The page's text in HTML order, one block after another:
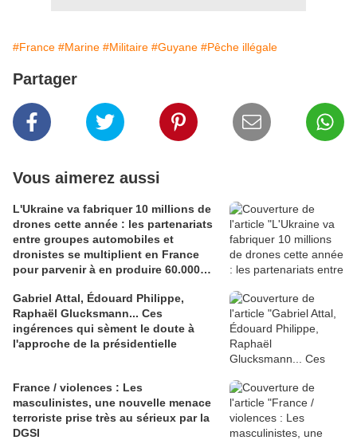
#France #Marine #Militaire #Guyane #Pêche illégale
Partager
Vous aimerez aussi
L'Ukraine va fabriquer 10 millions de
drones cette année : les partenariats
entre groupes automobiles et
dronistes se multiplient en France
pour parvenir à en produire 60.000
Gabriel Attal, Édouard Philippe,
Raphaël Glucksmann... Ces
ingérences qui sèment le doute à
l'approche de la présidentielle
France / violences : Les
masculinistes, une nouvelle menace
terroriste prise très au sérieux par la
DGSI